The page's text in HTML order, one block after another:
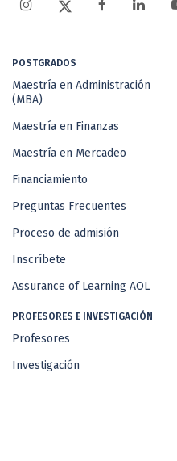
POSTGRADOS
Maestría en Administración
(MBA)
Maestría en Finanzas
Maestría en Mercadeo
Financiamiento
Preguntas Frecuentes
Proceso de admisión
Inscríbete
Assurance of Learning AOL
PROFESORES E INVESTIGACIÓN
Profesores
Investigación